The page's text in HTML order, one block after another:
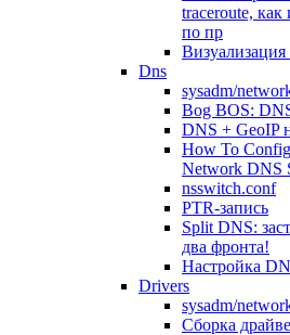
traceroute, как
по пр
Визуализация
Dns
sysadm/
Bog BOS:
DNS + GeoIP
How To
Network DNS
nsswitch.conf
PTR-запись
Split DNS:
два фронта!
Настройка
Drivers
sysadm/
Сборка